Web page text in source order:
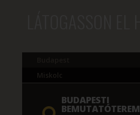
Miskolc
BUDAPESTI
BEMUTATÓTEREM